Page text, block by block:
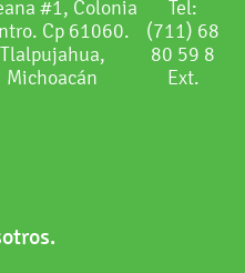
#1, Colonia
Cp 61060.
Tlalpujahua,
Michoacán
Tel:
(711) 68
80 59 8
Ext.